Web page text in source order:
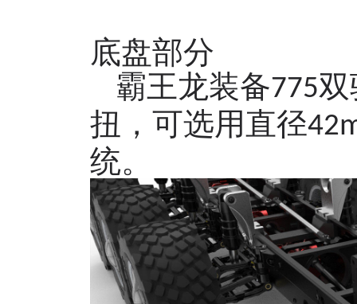
底盘部分
霸王龙装备775
扭，可选用直径42
统。